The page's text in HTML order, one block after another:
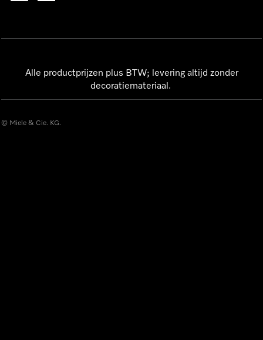
Alle productprijzen plus BTW; levering altijd zonder
decoratiemateriaal.
© Miele & Cie. KG.